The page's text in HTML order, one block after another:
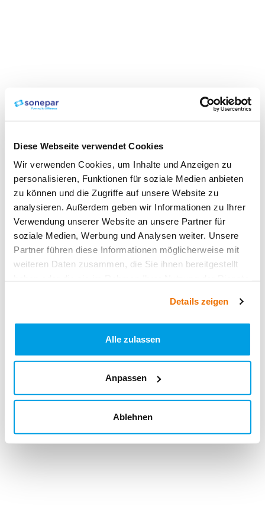
Diese Webseite verwendet Cookies
Wir verwenden Cookies, um Inhalte und Anzeigen zu
personalisieren, Funktionen für soziale Medien anbieten
zu können und die Zugriffe auf unsere Website zu
analysieren. Außerdem geben wir Informationen zu Ihrer
Verwendung unserer Website an unsere Partner für
soziale Medien, Werbung und Analysen weiter. Unsere
Partner führen diese Informationen möglicherweise mit
weiteren Daten zusammen, die Sie ihnen bereitgestellt
Details zeigen
Alle zulassen
Anpassen
Ablehnen